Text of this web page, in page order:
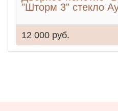
"Шторм 3" стекло
12 000 руб.